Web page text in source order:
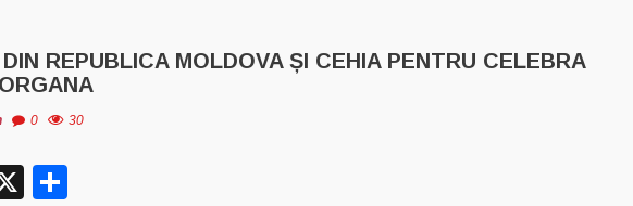
REPUBLICA MOLDOVA ȘI CEHIA PENTRU CELEBRA
0 30
X